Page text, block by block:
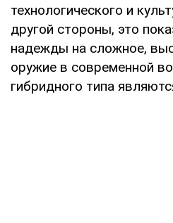
технологического и
другой стороны, это
надежды на сложное,
оружие в современной
гибридного типа